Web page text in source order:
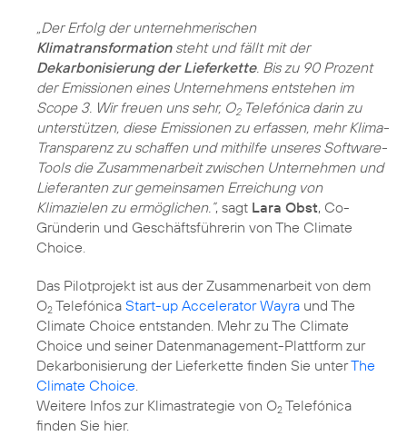
„Der Erfolg der unternehmerischen
Klimatransformationsteht und fällt mit der
Dekarbonisierung der Lieferkette. Bis zu 90 Prozent
der Emissionen eines Unternehmens entstehen im
Scope 3. Wir freuen uns sehr, O2Telefónica darin zu
unterstützen, diese Emissionen zu erfassen, mehr Klima-
Transparenz zu schaffen und mithilfe unseres Software-
Tools die Zusammenarbeit zwischen Unternehmen und
Lieferanten zur gemeinsamen Erreichung von
Klimazielen zu ermöglichen.”, sagt Lara Obst, Co-
Gründerin und Geschäftsführerin von The Climate
Choice.
Das Pilotprojekt ist aus der Zusammenarbeit von dem
O2 Telefónica Start-up Accelerator Wayra und The
Climate Choice entstanden. Mehr zu The Climate
Choice und seiner Datenmanagement-Plattform zur
Dekarbonisierung der Lieferkette finden Sie unterThe
Climate Choice.
Weitere Infos zur Klimastrategie von O2 Telefónica
finden Sie hier.